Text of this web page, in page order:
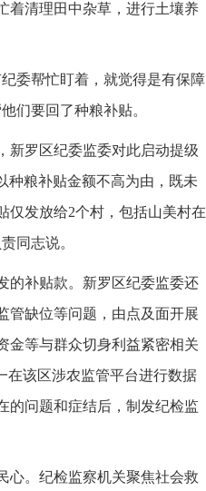
着清理田中杂草，进行土壤养
委帮忙盯着，就觉得是有保障
们要回了种粮补贴。
新罗区纪委监委对此启动提级
种粮补贴金额不高为由，既未
仅发放给2个村，包括山美村在
同志说。
的补贴款。新罗区纪委监委还
管缺位等问题，由点及面开展
金等与群众切身利益紧密相关
在该区涉农监管平台进行数据
的问题和症结后，制发纪检监
心。纪检监察机关聚焦社会救